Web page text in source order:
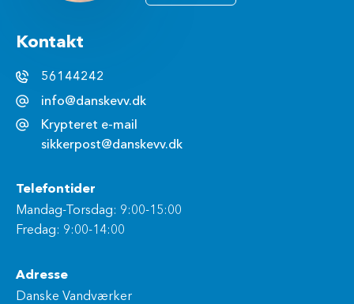
Kontakt
56144242
info@danskevv.dk
Krypteret e-mail
sikkerpost@danskevv.dk
Telefontider
Mandag-Torsdag: 9:00-15:00
Fredag: 9:00-14:00
Adresse
Danske Vandværker